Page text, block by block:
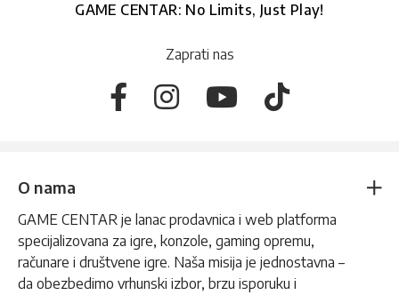
GAME CENTAR: No Limits, Just Play!
Zaprati nas
O nama
GAME CENTAR je lanac prodavnica i web platforma
specijalizovana za igre, konzole, gaming opremu,
računare i društvene igre. Naša misija je jednostavna –
da obezbedimo vrhunski izbor, brzu isporuku i